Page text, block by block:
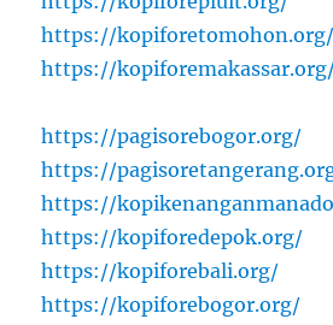
https://kopiforetomohon.org/
https://
https://pagisorebogor.org/
https://
https://
https://kopiforedepok.org/
https://kopiforebali.org/
https://kopiforebogor.org/